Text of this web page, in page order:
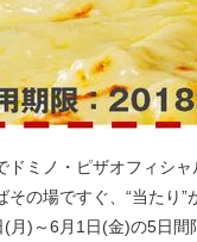
ミノ・ピザオフィシャ
その場ですぐ、“当たり
月)～6月1日(金)の5日